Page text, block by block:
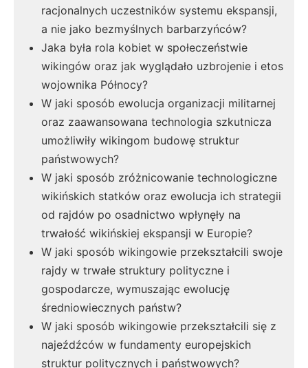
racjonalnych uczestników systemu ekspansji,
a nie jako bezmyślnych barbarzyńców?
Jaka była rola kobiet w społeczeństwie
wikingów oraz jak wyglądało uzbrojenie i etos
wojownika Północy?
W jaki sposób ewolucja organizacji militarnej
oraz zaawansowana technologia szkutnicza
umożliwiły wikingom budowę struktur
państwowych?
W jaki sposób zróżnicowanie technologiczne
wikińskich statków oraz ewolucja ich strategii
od rajdów po osadnictwo wpłynęły na
trwałość wikińskiej ekspansji w Europie?
W jaki sposób wikingowie przekształcili swoje
rajdy w trwałe struktury polityczne i
gospodarcze, wymuszając ewolucję
średniowiecznych państw?
W jaki sposób wikingowie przekształcili się z
najeźdźców w fundamenty europejskich
struktur politycznych i państwowych?